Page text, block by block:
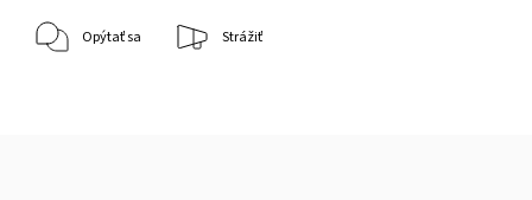
Opýtať sa Strážiť